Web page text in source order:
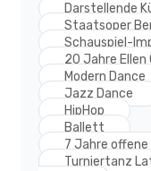
Darstellende
Staatsoper
Schauspiel-
20 Jahre Ellen
Modern Dance
Jazz Dance
HipHop
Ballett
7 Jahre offene
Turniertanz